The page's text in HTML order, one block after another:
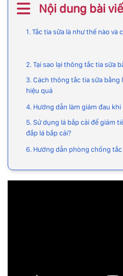
Nội dung bài
1. Tắc tia sữa là như thế nào và
2. Tại sao lại thông tắc tia sữa
3. Cách thông tắc tia sữa bằng
hiệu quả
4. Hướng dẫn làm giảm đau
5. Sử dụng lá bắp cải để giảm
đắp lá bắp cải?
6. Hướng dẫn phòng chống